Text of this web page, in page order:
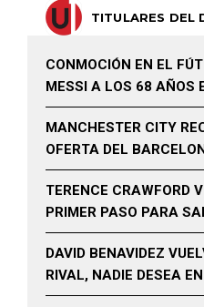
TITULARES DEL
CONMOCIÓN EN EL
MESSI A LOS 68 AÑOS
MANCHESTER CITY
OFERTA DEL
TERENCE CRAWFORD
PRIMER PASO PARA
DAVID BENAVIDEZ
RIVAL, NADIE DESEA